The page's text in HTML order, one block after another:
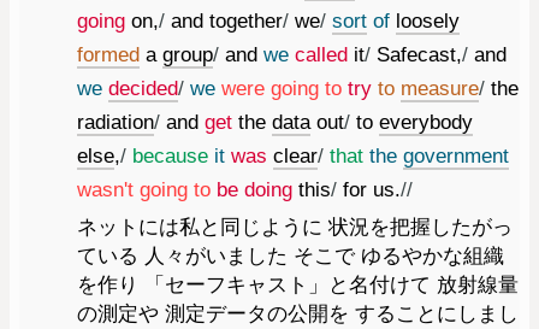
going on,/ and together/ we/ sort of loosely
formed a group/ and we called it/ Safecast,/ and
we decided/ we were going to try to measure/ the
radiation/ and get the data out/ to everybody
else,/ because it was clear/ that the government
wasn't going to be doing this/ for us.//
ネットには私と同じように 状況を把握したがっ
ている 人々がいました そこで ゆるやかな組織
を作り 「セーフキャスト」と名付けて 放射線量
の測定や 測定データの公開を することにしまし